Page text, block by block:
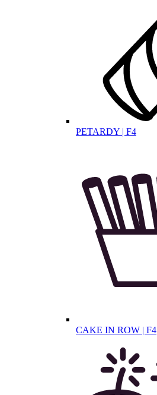
PETARDY | F4
CAKE IN ROW | F4